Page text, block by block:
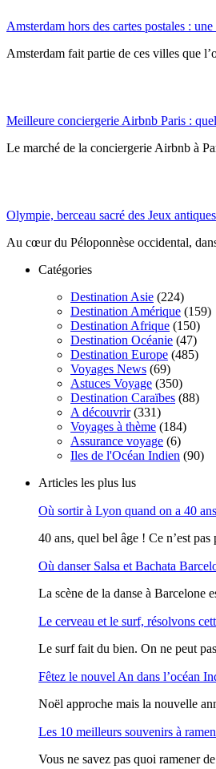
Amsterdam hors des cartes postales :
Amsterdam fait partie de ces villes que
Meilleure conciergerie Airbnb Paris :
Le marché de la conciergerie Airbnb à
Olympie, berceau sacré des Jeux
Au cœur du Péloponnèse occidental,
Catégories
Destination Asie (224)
Destination Amérique (159)
Destination Afrique (150)
Destination Océanie (47)
Destination Europe (485)
Voyages News (69)
Astuces Voyage (350)
Destination Caraïbes (88)
A découvrir(331)
Voyages à thème (184)
Assurance voyage (6)
Iles de l'Océan Indien (90)
Articles les plus lus
Où sortir à Lyon quand on a 40
40 ans, quel bel âge ! Ce n’est
Où danser Salsa et Bachata
La scène de la danse à Barcelone
Le cerveau et le surf, résolvons
Le surf fait du bien. On ne peut
Fêtez le nouvel An dans l’océan
Noël approche mais la nouvelle
Les 10 meilleurs souvenirs à
Vous ne savez pas quoi ramener